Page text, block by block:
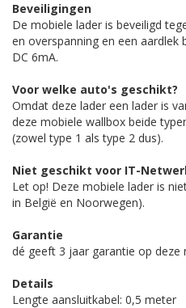
Beveiligingen
De mobiele lader is beveiligd
en overspanning en een aardlek
DC 6mA.
Voor welke auto's geschikt?
Omdat deze lader een lader is
deze mobiele wallbox beide
(zowel type 1 als type 2 dus).
Niet geschikt voor IT-
Let op! Deze mobiele lader is
in België en Noorwegen).
Garantie
dé geeft 3 jaar garantie op deze
Details
Lengte aansluitkabel: 0,5 meter